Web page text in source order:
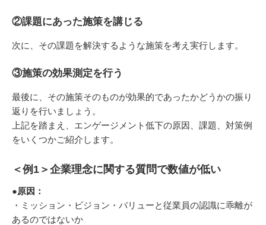
②課題にあった施策を講じる
次に、その課題を解決するような施策を考え実行します。
③施策の効果測定を行う
最後に、その施策そのものが効果的であったかどうかの振り
返りを行いましょう。
上記を踏まえ、エンゲージメント低下の原因、課題、対策例
をいくつかご紹介します。
＜例1＞企業理念に関する質問で数値が低い
●原因：
・ミッション・ビジョン・バリューと従業員の認識に乖離が
あるのではないか